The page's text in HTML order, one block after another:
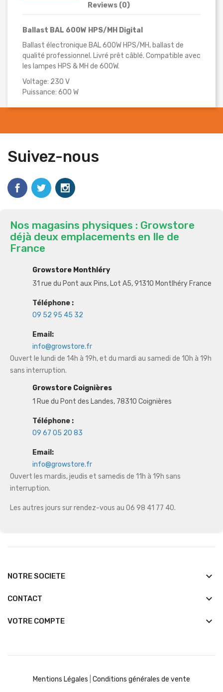
Reviews (0)
Ballast BAL 600W HPS/MH Digital
Ballast électronique BAL 600W HPS/MH, ballast de
qualité professionnel. Livré prêt câblé. Compatible avec
les lampes HPS & MH de 600W.
Voltage: 230 V
Puissance: 600 W
Suivez-nous
Nos magasins physiques : Growstore
déjà deux emplacements en Ile de
France
Growstore Monthléry
31 rue du Pont aux Pins, Lot A5, 91310 Montlhéry France
Téléphone :
09 52 95 45 32
Email:
info@growstore.fr
Ouvert le lundi de 14h à 19h, et du mardi au samedi de 10h à 19h
sans interruption.
Growstore Coignières
1 Rue du Pont des Landes, 78310 Coignières
Téléphone :
09 67 05 20 83
Email:
info@growstore.fr
Ouvert les mardis, jeudis et samedis de 11h à 19h sans
interruption.
Les autres jours sur rendez-vous au 06 98 41 77 40.
NOTRE SOCIETE keyboard_arrow_down
CONTACT keyboard_arrow_down
VOTRE COMPTE 
Mentions Légales Conditions générales de vente